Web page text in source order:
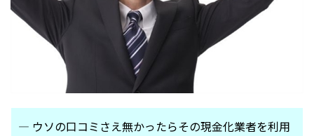
― ウソの口コミさえ無かったらその現金化業者を利用